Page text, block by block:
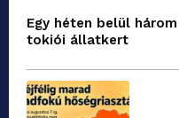
Egy héten belül
tokiói állatkert